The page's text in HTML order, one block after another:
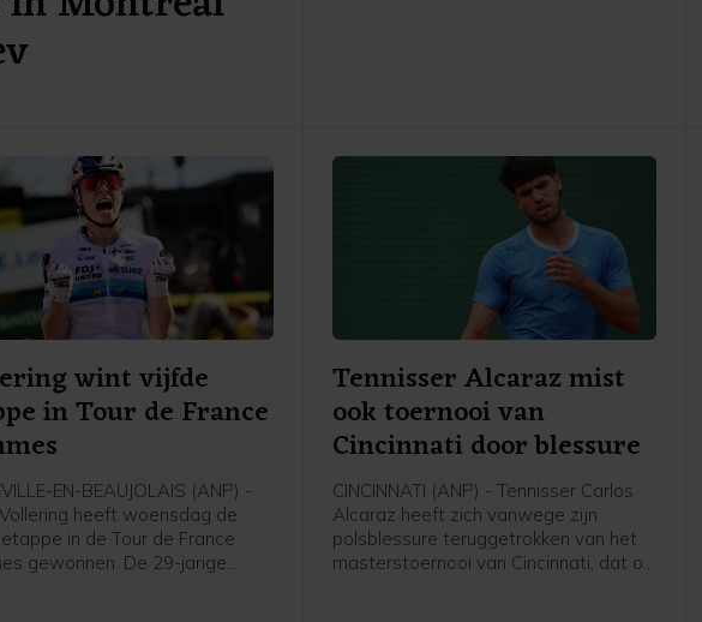
wint vijfde
in Tour de France
EN-BEAUJOLAIS (ANP) -
heeft woensdag de
in de Tour de France
gewonnen. De 29-jarige
Tennisser Alcaraz mist
ook toernooi van
Cincinnati door blessure
CINCINNATI (ANP) - Tennisser Carlos
Alcaraz heeft zich vanwege zijn
polsblessure teruggetrokken van het
masterstoernooi van Cincinnati, dat op